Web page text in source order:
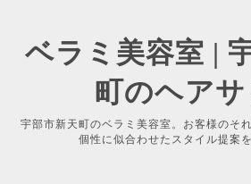
ベラミ美容室 |
町のヘア
宇部市新天町のベラミ美容室。お客様のそ
個性に似合わせたスタイル提案